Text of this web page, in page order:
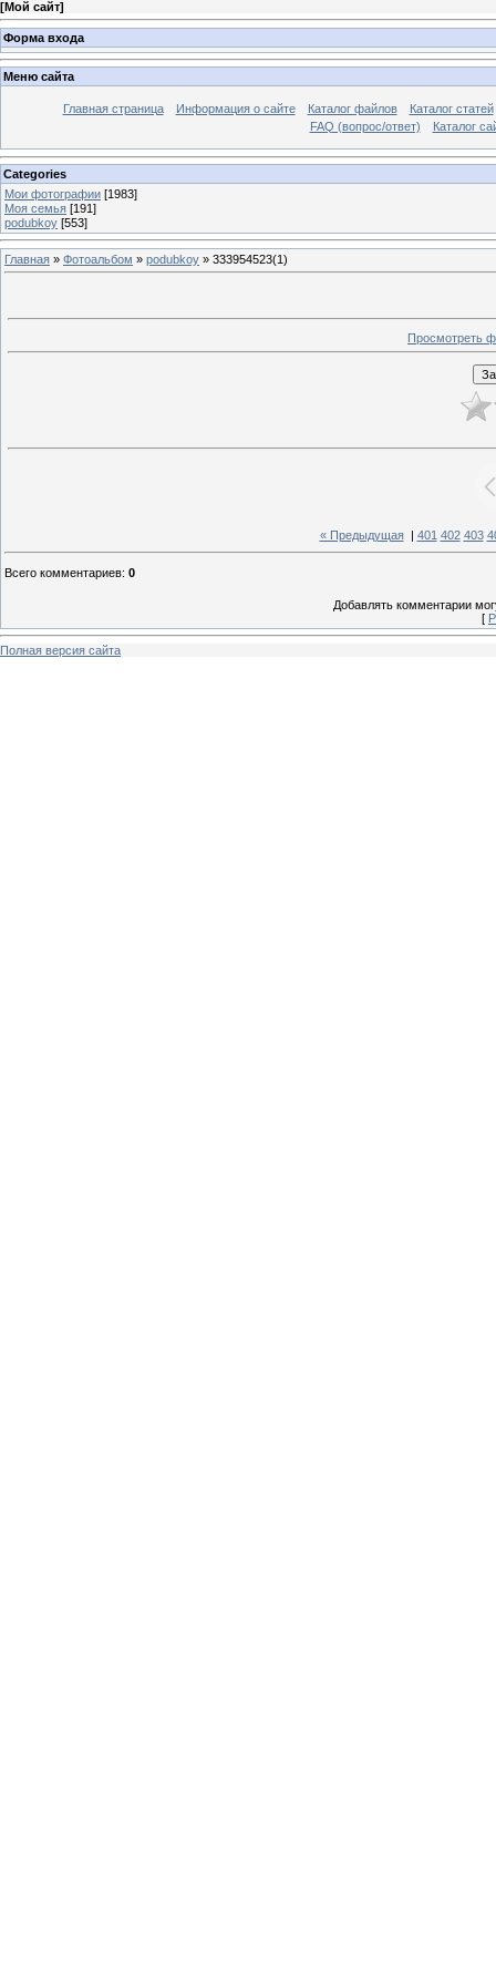
[Мой сайт]
Форма входа
Меню сайта
Главная страница Информация о сайте Каталог файлов
Каталог статей
FAQ (вопрос/ответ)
Каталог
Categories
Мои фотографии [1983]
Моя семья [191]
podubkoy [553]
Главная » Фотоальбом » podubkoy » 333954523(1)
Просмотреть
« Предыдущая| 401 402 403
Всего комментариев: 0
Добавлять комментарии
[
Полная версия сайта